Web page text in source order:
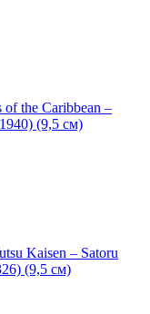
the Caribbean –
(9,5 см)
Kaisen – Satoru
(9,5 см)